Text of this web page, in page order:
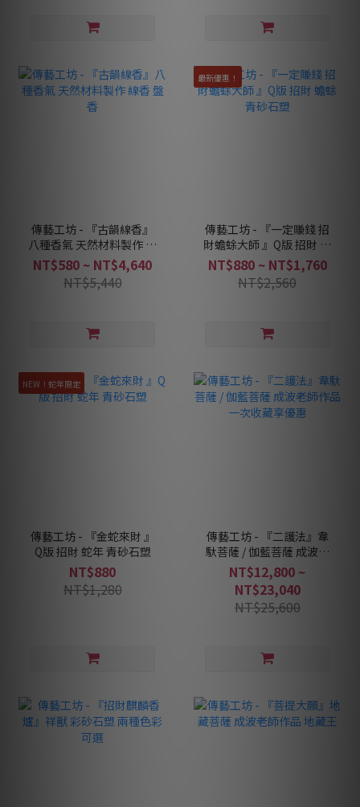
傳藝工坊 - 『古韻線香』
八種香氣 天然材料製作 線
香 盤香
NT$580 ~ NT$4,640
NT$5,440
最新優惠！
傳藝工坊 - 『一定賺錢 招
財蟾蜍大師 』Q版 招財 蟾
蜍 青砂石塑
NT$880 ~ NT$1,760
NT$2,560
NEW！蛇年限定
傳藝工坊 - 『金蛇來財 』
Q版 招財 蛇年 青砂石塑
NT$880
NT$1,280
傳藝工坊 - 『二護法』韋
馱菩薩 / 伽藍菩薩 成波老
師作品 一次收藏享優惠
NT$12,800 ~
NT$23,040
NT$25,600